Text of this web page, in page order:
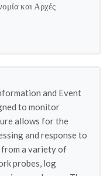
και Αρχές
and Event
to monitor
allows for the
and response to
from a variety of
probes, log